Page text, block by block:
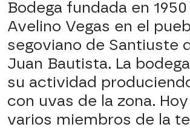
Bodega fundada en
Avelino Vegas en el
segoviano de Santiuste
Juan Bautista. La
su actividad
con uvas de la zona.
varios miembros de la